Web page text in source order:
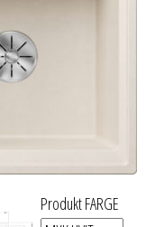
Produkt FARGE